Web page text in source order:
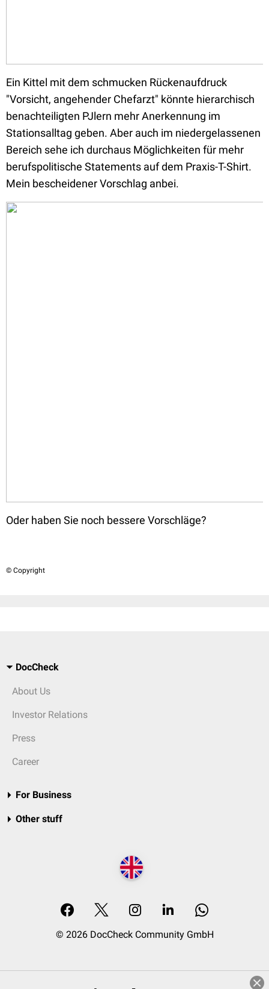
Ein Kittel mit dem schmucken Rückenaufdruck
"Vorsicht, angehender Chefarzt" könnte hierarchisch
benachteiligten PJlern mehr Anerkennung im
Stationsalltag geben. Aber auch im niedergelassenen
Bereich sehe ich durchaus Möglichkeiten für mehr
berufspolitische Statements auf dem Praxis-T-Shirt.
Mein bescheidener Vorschlag anbei.
Oder haben Sie noch bessere Vorschläge?
© Copyright
DocCheck
About Us
Investor Relations
Press
Career
For Business
Other stuff
© 2026 DocCheck Community GmbH